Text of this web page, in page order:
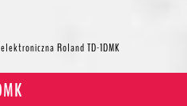
Roland TD-1DMK